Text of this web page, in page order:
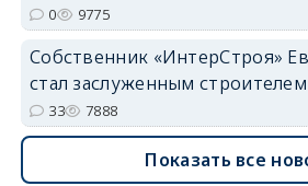
0 9775
Собственник «ИнтерСтроя»
стал заслуженным
33 7888
Показать все